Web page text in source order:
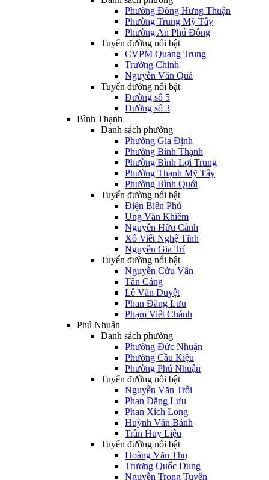
Phường Đông Hưng Thuận
Phường Trung Mỹ Tây
Phường An Phú Đông
Tuyến đường nổi bật
CVPM Quang Trung
Trường Chinh
Nguyễn Văn Quá
Tuyến đường nổi bật
Đường số 5
Đường số 3
Bình Thạnh
Danh sách phường
Phường Gia Định
Phường Bình Thạnh
Phường Bình Lợi Trung
Phường Thạnh Mỹ Tây
Phường Bình Quới
Tuyến đường nổi bật
Điện Biên Phủ
Ung Văn Khiêm
Nguyễn Hữu Cảnh
Xô Viết Nghệ Tĩnh
Nguyễn Gia Trí
Tuyến đường nổi bật
Nguyễn Cửu Vân
Tân Cảng
Lê Văn Duyệt
Phan Đăng Lưu
Phạm Viết Chánh
Phú Nhuận
Danh sách phường
Phường Đức Nhuận
Phường Cầu Kiệu
Phường Phú Nhuận
Tuyến đường nổi bật
Nguyễn Văn Trỗi
Phan Đăng Lưu
Phan Xích Long
Huỳnh Văn Bánh
Trần Huy Liệu
Tuyến đường nổi bật
Hoàng Văn Thụ
Trương Quốc Dung
Nguyễn Trọng Tuyển